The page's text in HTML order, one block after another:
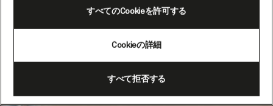
ています。ここでの楽しみのひとつは、一周する間に出会
ン」が目に留まることもあります。もちろん、散歩気分で
ない時は、デッキチェアに身をゆだねて足を伸ばし、刻々
と変わる景色をゆっくり眺めるのもおすすめです。
Cookieの詳細
すべて拒否する
すべてのCookieを許可する